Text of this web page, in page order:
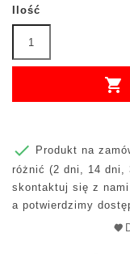
Ilość


Produkt na
różnić (2 dni, 14 dni,
skontaktuj się z
a potwierdzimy